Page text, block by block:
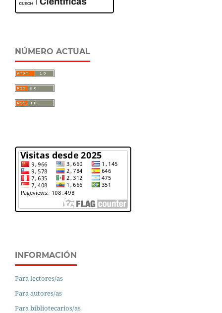
NÚMERO ACTUAL
INFORMACIÓN
Para lectores/as
Para autores/as
Para bibliotecarios/as